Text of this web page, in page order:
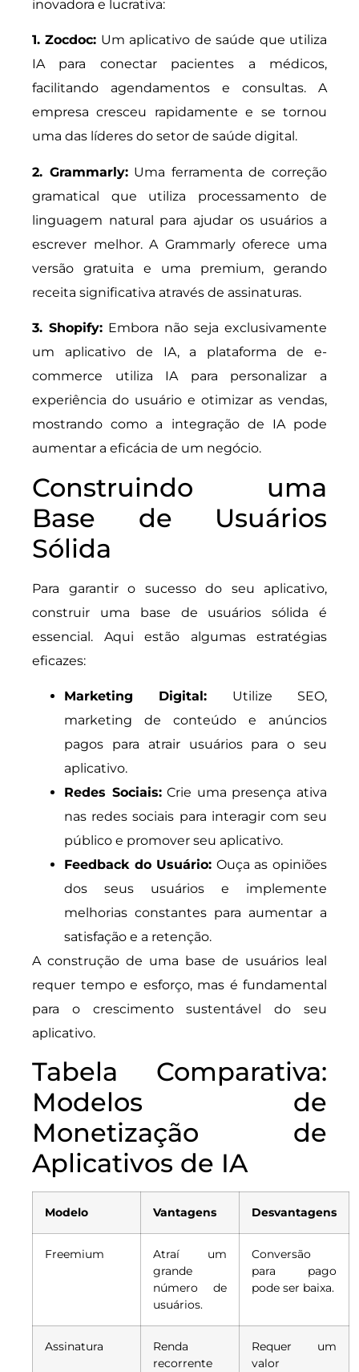
inovadora e lucrativa:
1. Zocdoc: Um aplicativo de saúde que utiliza
IA para conectar pacientes a médicos,
facilitando agendamentos e consultas. A
empresa cresceu rapidamente e se tornou
uma das líderes do setor de saúde digital.
2. Grammarly:Uma ferramenta de correção
gramatical que utiliza processamento de
linguagem natural para ajudar os usuários a
escrever melhor. A Grammarly oferece uma
versão gratuita e uma premium, gerando
receita significativa através de assinaturas.
3. Shopify: Embora não seja exclusivamente
um aplicativo de IA, a plataforma de e-
commerce utiliza IA para personalizar a
experiência do usuário e otimizar as vendas,
mostrando como a integração de IA pode
aumentar a eficácia de um negócio.
Construindo uma
Base de Usuários
Sólida
Para garantir o sucesso do seu aplicativo,
construir uma base de usuários sólida é
essencial. Aqui estão algumas estratégias
eficazes:
Marketing Digital: Utilize SEO,
marketing de conteúdo e anúncios
pagos para atrair usuários para o seu
aplicativo.
Redes Sociais:Crie uma presença ativa
nas redes sociais para interagir com seu
público e promover seu aplicativo.
Feedback do Usuário: Ouça as opiniões
dos seus usuários e implemente
melhorias constantes para aumentar a
satisfação e a retenção.
A construção de uma base de usuários leal
requer tempo e esforço, mas é fundamental
para o crescimento sustentável do seu
aplicativo.
Tabela Comparativa:
Modelos de
Monetização de
Aplicativos de IA
Modelo Vantagens Desvantagens
Freemium
Atraí um
grande
número de
usuários.
Conversão
para pago
pode ser baixa.
Assinatura
Renda
recorrente
Requer um
valor